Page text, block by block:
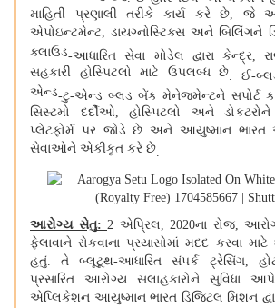
માહિતી પ્રણાલી તરીકે કાર્ય કરે છે, જે
એપોઇન્ટમેન્ટ, ડાયગ્નોસ્ટિક્સ અને બિલિંગને
ક્લાઉડ-આધારિત સેવા મોડેલ દ્વારા કેન્દ્ર,
સહકારી હોસ્પિટલો માટે ઉપલબ્ધ છે. ઈ-
એન્ડ-ટુ-એન્ડ બ્લડ બેંક મેનેજમેન્ટને સપોર્ટ
સિસ્ટમો દર્દીઓ, હોસ્પિટલો અને
પ્લેટફોર્મ પર જોડે છે અને આયુષ્માન ભારત
સેવાઓને એકીકૃત કરે છે.
આરોગ્ય સેતુ: 2 એપ્રિલ, 2020ના રોજ,
ફેલાવાને રોકવાના પ્રયાસોમાં મદદ કરવા
હતું.તે બ્લૂટૂથ-આધારિત સંપર્ક ટ્રેસિંગ,
પ્રસારિત આરોગ્ય સલાહકારોને સુવિધા
એપ્લિકેશન આયુષ્માન ભારત ડિજિટલ મિશન